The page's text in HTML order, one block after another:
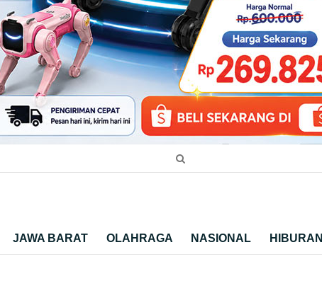
JAWA BARAT OLAHRAGA NASIONAL HIBURAN